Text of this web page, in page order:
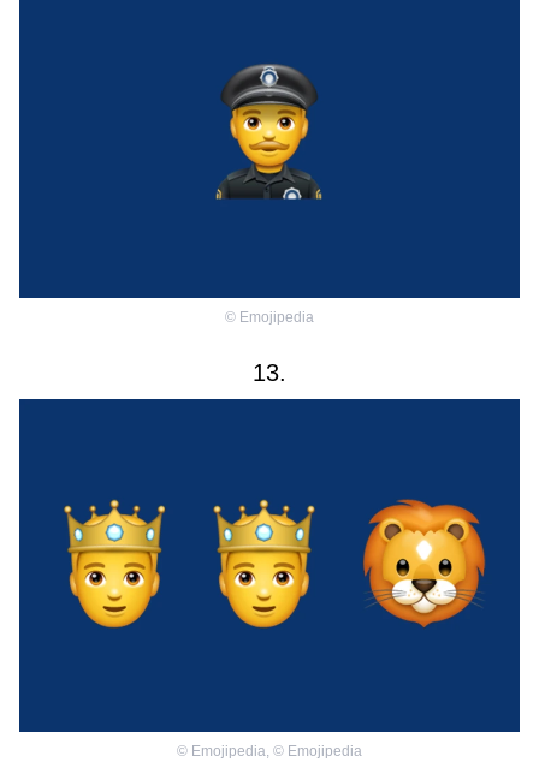
© Emojipedia
13.
© Emojipedia, © Emojipedia